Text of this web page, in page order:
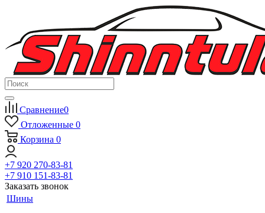
Сравнение0
Отложенные 0
Корзина 0
+7 920 270-83-81
+7 910 151-83-81
Заказать звонок
Шины